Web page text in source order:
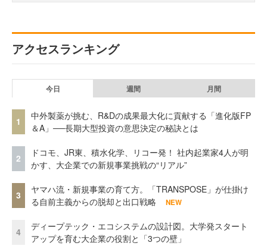
アクセスランキング
今日 週間 月間
1
中外製薬が挑む、R&Dの成果最大化に貢献する「進化版FP
＆A」──長期大型投資の意思決定の秘訣とは
2
ドコモ、JR東、積水化学、リコー発！ 社内起業家4人が明
かす、大企業での新規事業挑戦の“リアル”
3
ヤマハ流・新規事業の育て方。「TRANSPOSE」が仕掛け
る自前主義からの脱却と出口戦略
NEW
4
ディープテック・エコシステムの設計図。大学発スタート
アップを育む大企業の役割と「3つの壁」